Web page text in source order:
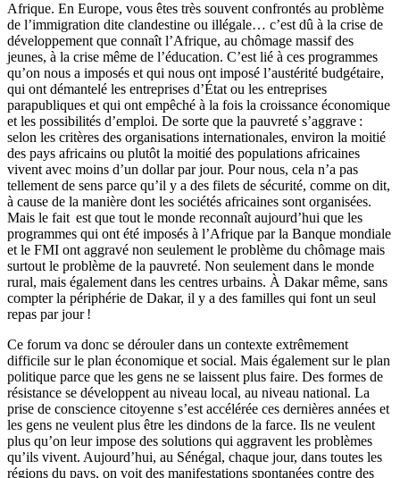
Afrique. En Europe, vous êtes très souvent confrontés au problème
de l’immigration dite clandes­tine ou illégale… c’est dû à la crise de
développement que connaît l’Afrique, au chômage massif des
jeunes, à la crise même de l’éducation. C’est lié à ces programmes
qu’on nous a imposés et qui nous ont imposé l’austérité budgé­taire,
qui ont démantelé les entreprises d’État ou les entreprises
parapubliques et qui ont empêché à la fois la croissance économique
et les possibilités d’em­ploi. De sorte que la pauvreté s’aggrave :
selon les critères des organisations internationales, environ la moitié
des pays africains ou plutôt la moitié des populations africaines
vivent avec moins d’un dollar par jour. Pour nous, cela n’a pas
tellement de sens parce qu’il y a des filets de sécurité, comme on dit,
à cause de la manière dont les sociétés africaines sont organisées.
Mais le fait est que tout le monde reconnaît aujourd’hui que les
programmes qui ont été imposés à l’Afrique par la Banque mondiale
et le FMI ont aggravé non seule­ment le problème du chômage mais
surtout le problème de la pauvreté. Non seulement dans le monde
rural, mais également dans les centres urbains. À Dakar même, sans
compter la périphérie de Dakar, il y a des familles qui font un seul
repas par jour !
Ce forum va donc se dérouler dans un contexte extrêmement
difficile sur le plan économique et social. Mais également sur le plan
politique parce que les gens ne se laissent plus faire. Des formes de
résistance se développent au niveau local, au niveau national. La
prise de conscience citoyenne s’est accélérée ces dernières années et
les gens ne veulent plus être les dindons de la farce. Ils ne veulent
plus qu’on leur impose des solutions qui aggravent les problèmes
qu’ils vivent. Aujourd’hui, au Sénégal, chaque jour, dans toutes les
régions du pays, on voit des manifestations spontanées contre des